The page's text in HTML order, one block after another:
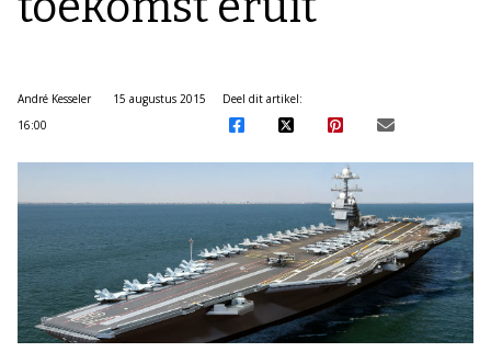
André Kesseler
15 augustus 2015
16:00
Deel dit artikel: